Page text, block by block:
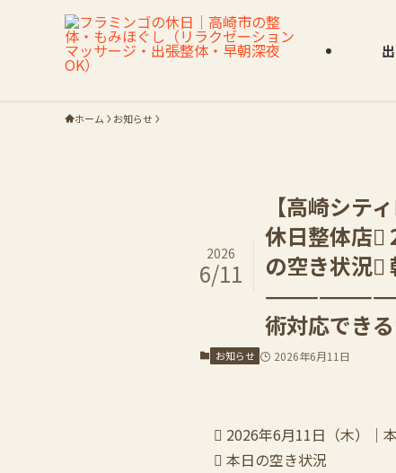
ホーム お知らせ
【高崎シテ
休日整体店
の空き状況
術対応でき
2026
6/11
お知らせ 2026年6月11日
 2026年6月11日（木）｜
 本日の空き状況